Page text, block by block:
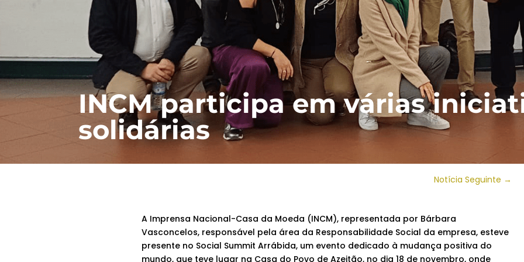
INCM participa em várias
solidárias
Notícia Seguinte →
A Imprensa Nacional-Casa da Moeda (INCM), representada por Bárbara
Vasconcelos, responsável pela área da Responsabilidade Social da empresa, esteve
presente no Social Summit Arrábida, um evento dedicado à mudança positiva do
mundo, que teve lugar na Casa do Povo de Azeitão, no dia 18 de novembro, onde